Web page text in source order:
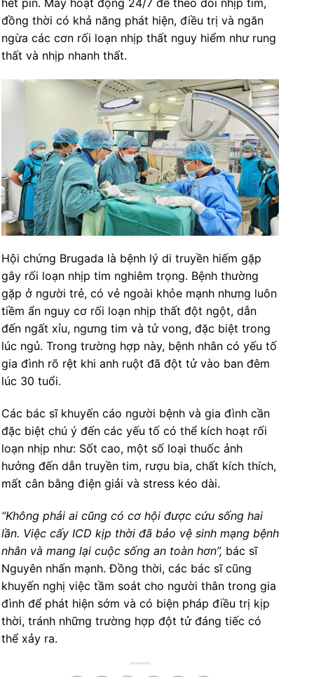
hết pin. Máy hoạt động 24/7 để theo dõi nhịp tim,
đồng thời có khả năng phát hiện, điều trị và ngăn
ngừa các cơn rối loạn nhịp thất nguy hiểm như rung
thất và nhịp nhanh thất.
Hội chứng Brugada là bệnh lý di truyền hiếm gặp
gây rối loạn nhịp tim nghiêm trọng. Bệnh thường
gặp ở người trẻ, có vẻ ngoài khỏe mạnh nhưng luôn
tiềm ẩn nguy cơ rối loạn nhịp thất đột ngột, dẫn
đến ngất xỉu, ngưng tim và tử vong, đặc biệt trong
lúc ngủ. Trong trường hợp này, bệnh nhân có yếu tố
gia đình rõ rệt khi anh ruột đã đột tử vào ban đêm
lúc 30 tuổi.
Các bác sĩ khuyến cáo người bệnh và gia đình cần
đặc biệt chú ý đến các yếu tố có thể kích hoạt rối
loạn nhịp như: Sốt cao, một số loại thuốc ảnh
hưởng đến dẫn truyền tim, rượu bia, chất kích thích,
mất cân bằng điện giải và stress kéo dài.
“Không phải ai cũng có cơ hội được cứu sống hai
lần. Việc cấy ICD kịp thời đã bảo vệ sinh mạng bệnh
nhân và mang lại cuộc sống an toàn hơn”, bác sĩ
Nguyên nhấn mạnh. Đồng thời, các bác sĩ cũng
khuyến nghị việc tầm soát cho người thân trong gia
đình để phát hiện sớm và có biện pháp điều trị kịp
thời, tránh những trường hợp đột tử đáng tiếc có
thể xảy ra.